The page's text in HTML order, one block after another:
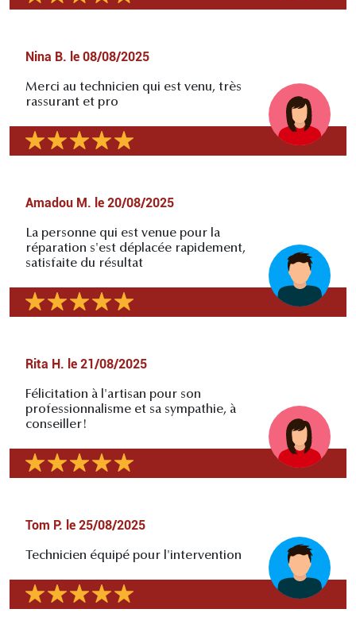
Nina B. le 08/08/2025
Merci au technicien qui est venu, très
rassurant et pro
Amadou M. le 20/08/2025
La personne qui est venue pour la
réparation s'est déplacée rapidement,
satisfaite du résultat
Rita H. le 21/08/2025
Félicitation à l'artisan pour son
professionnalisme et sa sympathie, à
conseiller!
Tom P. le 25/08/2025
Technicien équipé pour l'intervention